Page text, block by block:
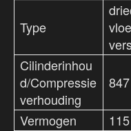
Type
Cilinderinhou
d/Compressie
verhouding
Vermogen